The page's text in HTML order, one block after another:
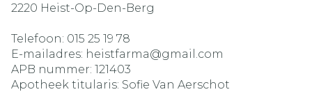
2220 Heist-Op-Den-Berg
Telefoon: 015 25 19 78
E-mailadres: heistfarma@gmail.com
APB nummer: 121403
Apotheek titularis: Sofie Van Aerschot